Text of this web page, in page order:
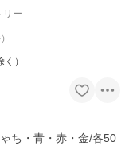
リー
）
）
ち・青・赤・金/各50